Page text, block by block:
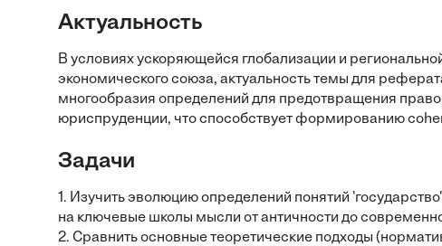
Актуальность
В условиях ускоряющейся глобализации и
экономического союза, актуальность темы для
многообразия определений для предотвращения
юриспруденции, что способствует формированию
Задачи
1. Изучить эволюцию определений понятий
на ключевые школы мысли от античности до
2. Сравнить основные теоретические подходы